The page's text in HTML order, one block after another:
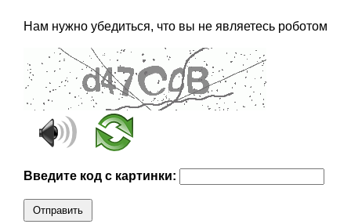
Нам нужно убедиться, что вы не являетесь роботом
Введите код с картинки:
Отправить